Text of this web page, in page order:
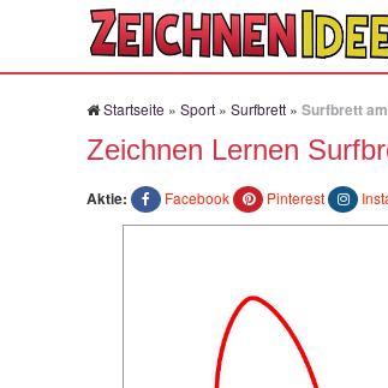
Startseite » Sport » Surfbrett » Surfbrett
Zeichnen Lernen
Aktie: Facebook Pinterest